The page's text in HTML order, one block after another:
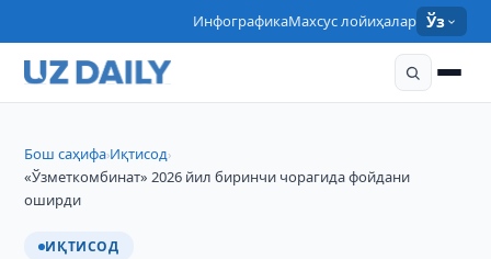
ИнфографикаМахсус лойиҳалар Ўз
Бош саҳифа›Иқтисод›
«Ўзметкомбинат» 2026 йил биринчи чорагида фойдани
оширди
ИҚТИСОД